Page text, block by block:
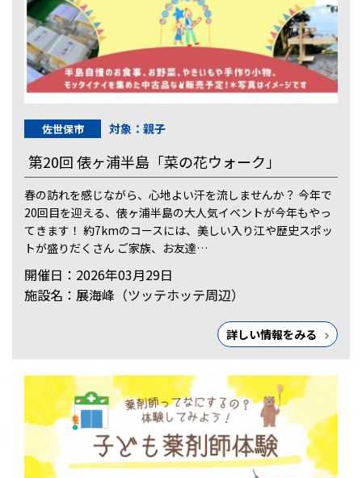
佐世保市 対象：親子
第20回 俵ヶ浦半島「菜の花ウォーク」
春の訪れを感じながら、心地よい汗を流しませんか？ 今年で
20回目を迎える、俵ヶ浦半島の大人気イベントが今年もやっ
てきます！ 約7kmのコースには、美しい入り江や歴史スポッ
トが盛りだくさん ご家族、お友達…
開催日：2026年03月29日
施設名：展海峰（ツッテホッテ周辺）
詳しい情報をみる